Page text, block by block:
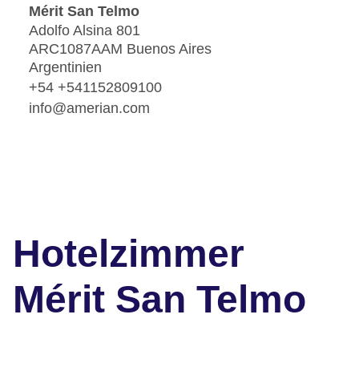
Mérit San Telmo
Adolfo Alsina 801
ARC1087AAM Buenos Aires
Argentinien
+54 +541152809100
info@amerian.com
Hotelzimmer
Mérit San Telmo